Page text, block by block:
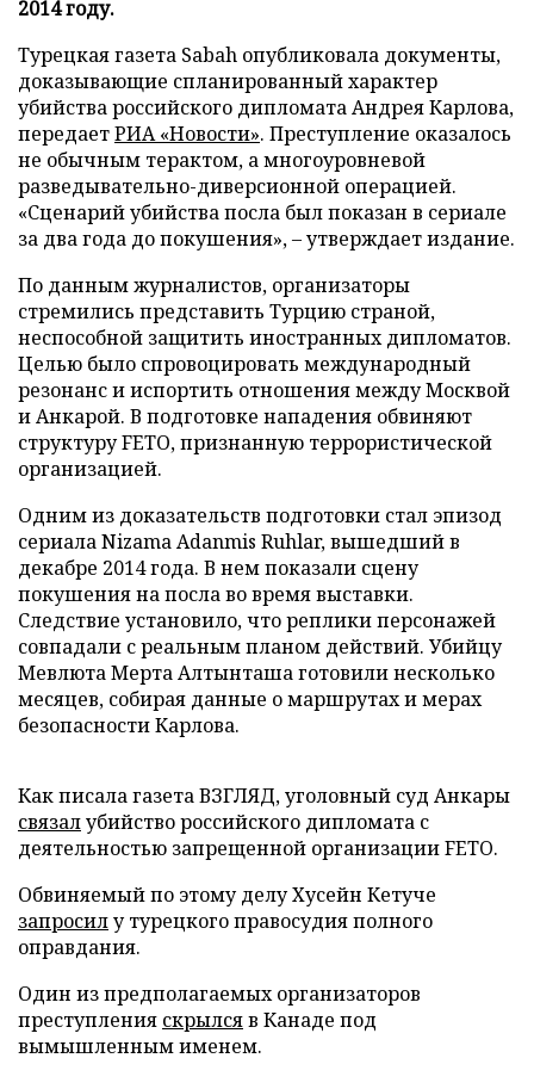
2014 году.
Турецкая газета Sabah опубликовала документы,
доказывающие спланированный характер
убийства российского дипломата Андрея Карлова,
передаетРИА «Новости». Преступление оказалось
не обычным терактом, а многоуровневой
разведывательно-диверсионной операцией.
«Сценарий убийства посла был показан в сериале
за два года до покушения», – утверждает издание.
По данным журналистов, организаторы
стремились представить Турцию страной,
неспособной защитить иностранных дипломатов.
Целью было спровоцировать международный
резонанс и испортить отношения между Москвой
и Анкарой. В подготовке нападения обвиняют
структуру FEТО, признанную террористической
организацией.
Одним из доказательств подготовки стал эпизод
сериала Nizama Adanmis Ruhlar, вышедший в
декабре 2014 года. В нем показали сцену
покушения на посла во время выставки.
Следствие установило, что реплики персонажей
совпадали с реальным планом действий. Убийцу
Мевлюта Мерта Алтынташа готовили несколько
месяцев, собирая данные о маршрутах и мерах
безопасности Карлова.
Как писала газета ВЗГЛЯД, уголовный суд Анкары
связалубийство российского дипломата с
деятельностью запрещенной организации FETO.
Обвиняемый по этому делу Хусейн Кетуче
запросилу турецкого правосудия полного
оправдания.
Один из предполагаемых организаторов
преступления скрылсяв Канаде под
вымышленным именем.